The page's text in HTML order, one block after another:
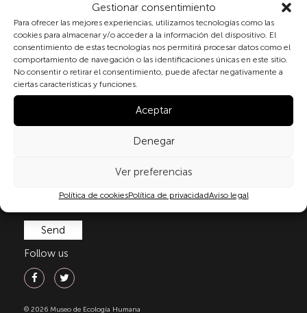
Gestionar consentimiento
Para ofrecer las mejores experiencias, utilizamos tecnologías como las
cookies para almacenar y/o acceder a la información del dispositivo. El
consentimiento de estas tecnologías nos permitirá procesar datos como el
comportamiento de navegación o las identificaciones únicas en este sitio.
No consentir o retirar el consentimiento, puede afectar negativamente a
ciertas características y funciones.
Aceptar
Denegar
Ver preferencias
Política de cookiesPolítica de privacidadAviso legal
Subscribe to our newsletter
By checking the box and submitting this form, you
expressly consent to the processing of your personal
personal data protection, in particular, as set out in
and of the Council of 27 April 2016 (GDPR) and
of Personal Data and Guarantee of Digital Rights
privacy policy.
Follow us
© 2026 Museo de Ecología Humana